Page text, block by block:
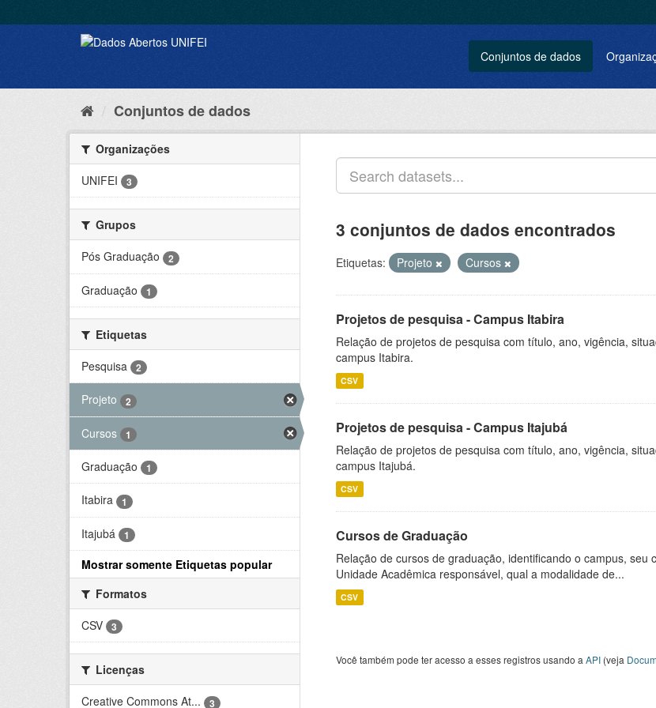
Conjuntos de dados
Conjuntos de dados
Organizações
UNIFEI
3
Grupos
Pós Graduação
2
Graduação 1
Etiquetas
Pesquisa
2
Projeto 2
Cursos 1
Graduação 1
Itabira 1
Itajubá 1
Mostrar somente Etiquetas popular
Formatos
CSV
3
Licenças
Creative Commons At...
3
3 conjuntos de dados encontrados
Etiquetas: Projeto Cursos
Projetos de pesquisa - Campus Itabira
Relação de projetos de pesquisa com título, ano, vigência,
campus Itabira.
CSV
Projetos de pesquisa - Campus Itajubá
Relação de projetos de pesquisa com título, ano, vigência,
campus Itajubá.
CSV
Cursos de Graduação
Relação de cursos de graduação, identificando o campus,
Unidade Acadêmica responsável, qual a modalidade de...
CSV
Você também pode ter acesso a esses registros usando a API (veja